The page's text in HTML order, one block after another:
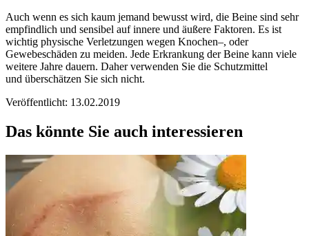
Auch wenn es sich kaum jemand bewusst wird, die Beine sind sehr
empfindlich und sensibel auf innere und äußere Faktoren. Es ist
wichtig physische Verletzungen wegen Knochen–, oder
Gewebeschäden zu meiden. Jede Erkrankung der Beine kann viele
weitere Jahre dauern. Daher verwenden Sie die Schutzmittel
und überschätzen Sie sich nicht.
Veröffentlicht: 13.02.2019
Das könnte Sie auch interessieren